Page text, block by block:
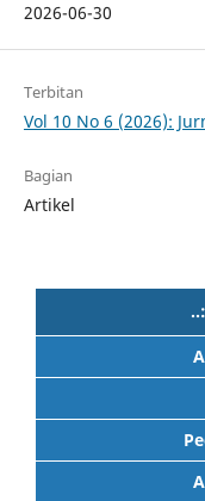
2026-06-30
Terbitan
Vol 10 No 6 (2026):
Bagian
Artikel